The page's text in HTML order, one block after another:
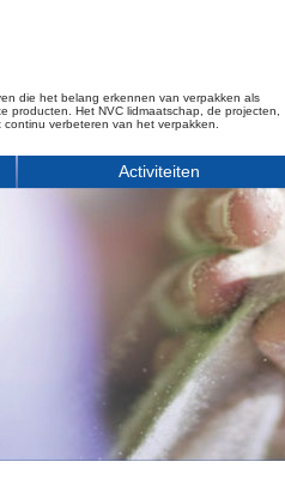
die het belang erkennen van verpakken als
producten. Het NVC lidmaatschap, de projecten,
verbeteren van het verpakken.
Activiteiten